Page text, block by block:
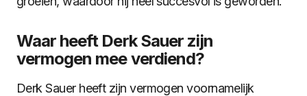
Waar heeft Derk Sauer zijn
vermogen mee verdiend?
Derk Sauer heeft zijn vermogen voornamelijk